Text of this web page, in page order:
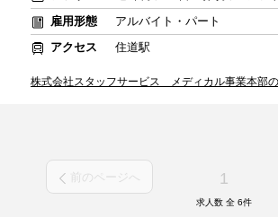
雇用形態
アルバイト・パート
アクセス
住道駅
株式会社スタッフサービス メディカル事業本部
前のページへ 1
求人数 全 6件